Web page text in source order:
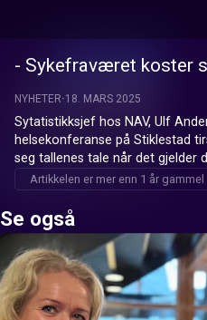
- Sykefraværet koster
NYHETER 18. MARS 2025
Sytatistikksjef hos NAV, Ulf
helsekonferanse på Stiklestad
seg tallenes tale når det gjelder
Artikkelen er mer enn 1 år gammel
Se også